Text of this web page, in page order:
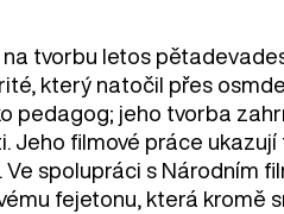
tvorbu letos
který natočil přes
pedagog; jeho tvorba
Jeho filmové práce
spolupráci s Národním
fejetonu, která kromě